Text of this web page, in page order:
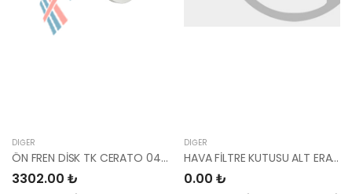
DIĞER
ÖN FREN DİSK TK CERATO 04- 275MM 51712-2F100-YS
3302.00 ₺
DIĞER
HAVA FİLTRE KUTUSU ALT ERA/RİO DİZEL 28112-1G100-YS
0.00 ₺